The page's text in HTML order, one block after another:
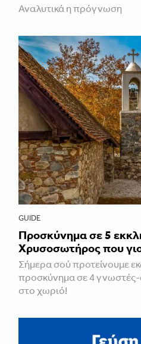
Αναλυτικά η πρόγνωση
GUIDE
Προσκύνημα σε 5
Χρυσοσωτήρος που
Σήμερα σού προτείνουμε
προσκύνημα σε 4 γνωστές-
στο χωριό!